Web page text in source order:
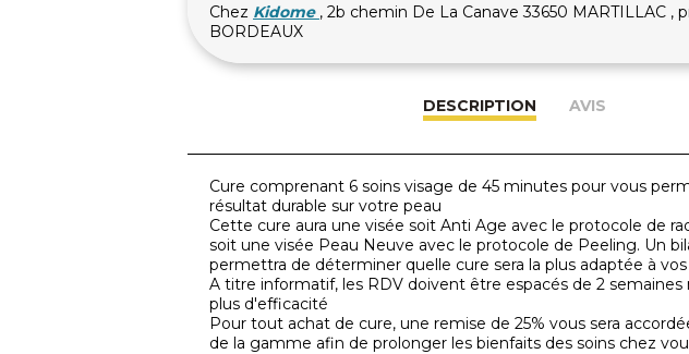
Chez Kidome , 2b chemin De La Canave 33650 MARTILLAC ,
BORDEAUX
DESCRIPTION AVIS
Cure comprenant 6 soins visage de 45 minutes pour vous
résultat durable sur votre peau
Cette cure aura une visée soit Anti Age avec le protocole de
soit une visée Peau Neuve avec le protocole de Peeling. Un
permettra de déterminer quelle cure sera la plus adaptée à
A titre informatif, les RDV doivent être espacés de 2
plus d'efficacité
Pour tout achat de cure, une remise de 25% vous sera
de la gamme afin de prolonger les bienfaits des soins chez